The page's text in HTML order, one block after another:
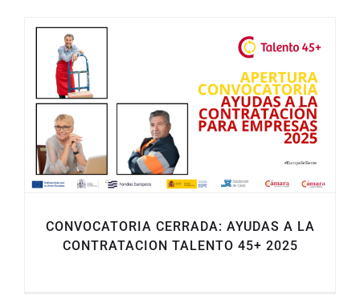
CONVOCATORIA CERRADA: AYUDAS A LA
CONTRATACION TALENTO 45+ 2025